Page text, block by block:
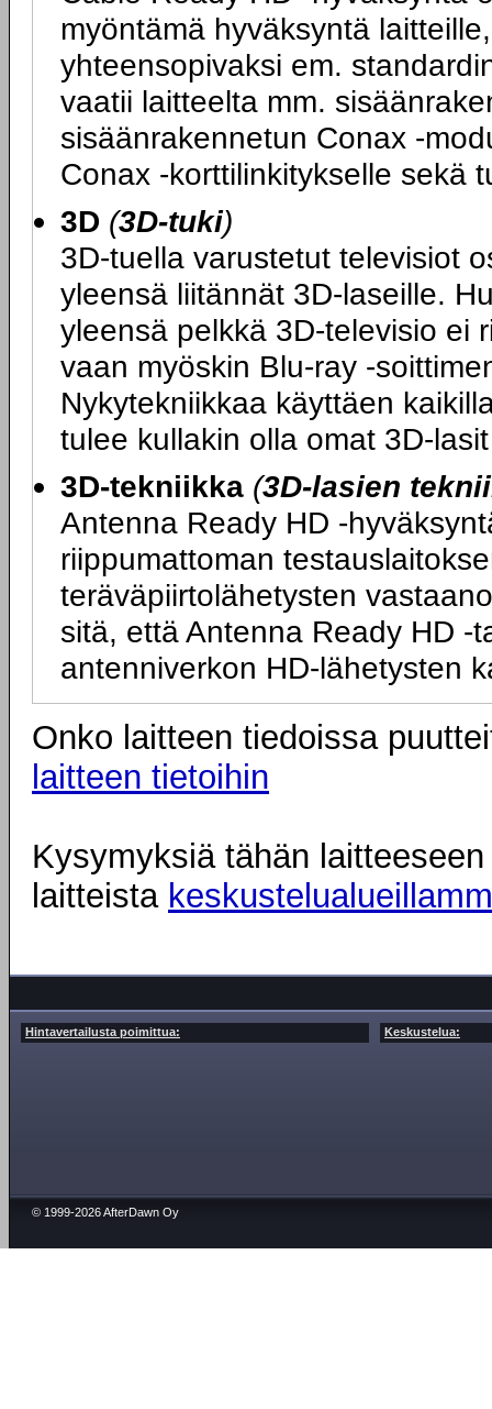
myöntämä hyväksyntä
yhteensopivaksi em.
vaatii laitteelta mm.
sisäänrakennetun Conax -
Conax -korttilinkitykselle sekä
3D (3D-tuki)
3D-tuella varustetut televisiot
yleensä liitännät 3D-laseille.
yleensä pelkkä 3D-televisio ei
vaan myöskin Blu-ray -
Nykytekniikkaa käyttäen
tulee kullakin olla omat 3D-
3D-tekniikka (3D-lasien
Antenna Ready HD -
riippumattoman
teräväpiirtolähetysten
sitä, että Antenna Ready HD -
antenniverkon HD-lähetysten
Onko laitteen tiedoissa
laitteen tietoihin
Kysymyksiä tähän
laitteista
Hintavertailusta poimittua: Keskustelua:
© 1999-2026 AfterDawn Oy